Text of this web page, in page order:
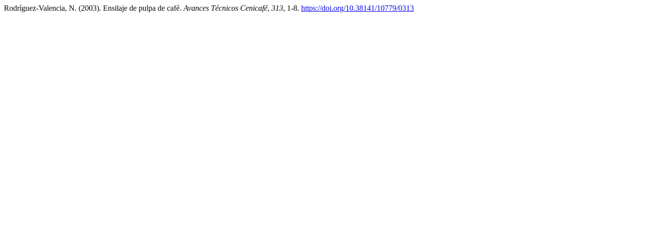
Rodríguez-Valencia, N. (2003). Ensilaje de pulpa de café. Avances Técnicos Cenicafé, 313, 1-8. https://doi.org/10.38141/10779/0313